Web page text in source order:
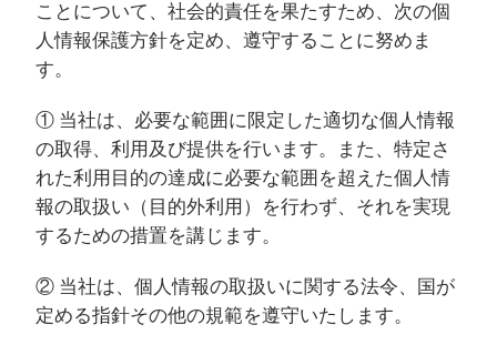
ことについて、社会的責任を果たすため、次の個
人情報保護方針を定め、遵守することに努めま
す。
① 当社は、必要な範囲に限定した適切な個人情報
の取得、利用及び提供を行います。また、特定さ
れた利用目的の達成に必要な範囲を超えた個人情
報の取扱い（目的外利用）を行わず、それを実現
するための措置を講じます。
② 当社は、個人情報の取扱いに関する法令、国が
定める指針その他の規範を遵守いたします。